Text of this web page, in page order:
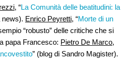
, “La Comunità delle beatitudini: la
news). Enrico Peyretti, “Morte di un
“robusto” delle critiche che si
papa Francesco: Pietro De Marco,
” (blog di Sandro Magister).